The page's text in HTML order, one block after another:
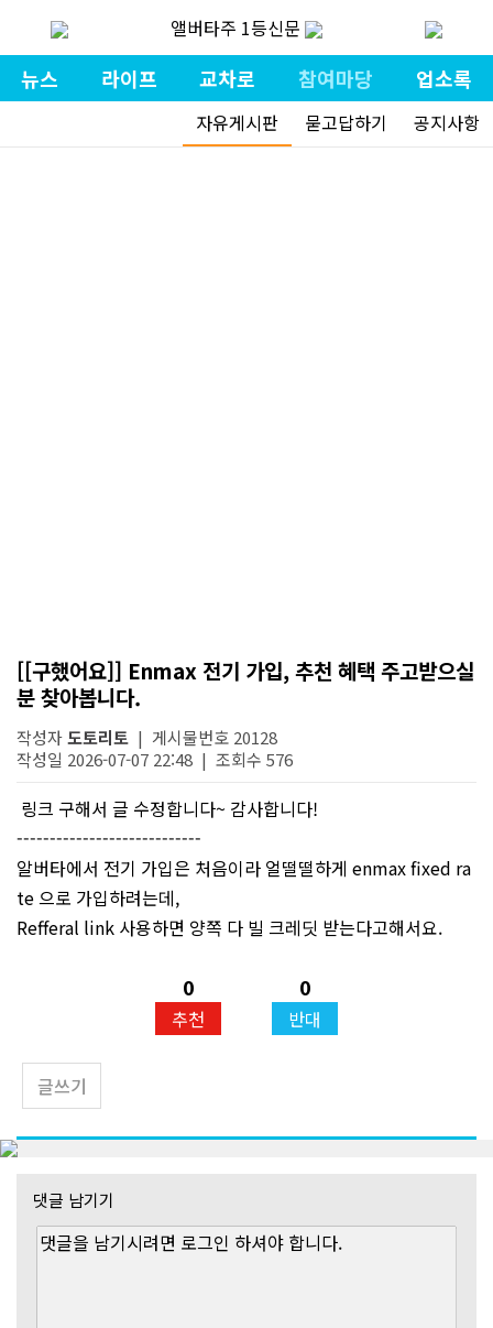
앨버타주 1등신문
뉴스 라이프 교차로 참여마당 업소록
자유게시판 묻고답하기 공지사항
[[구했어요]] Enmax 전기 가입, 추천 혜택 주고받으실
분 찾아봅니다.
작성자도토리토 | 게시물번호 20128
작성일 2026-07-07 22:48 | 조회수 576
링크 구해서 글 수정합니다~ 감사합니다!
----------------------------
알버타에서 전기 가입은 처음이라 얼떨떨하게 enmax fixed ra
te 으로 가입하려는데,
Refferal link 사용하면 양쪽 다 빌 크레딧 받는다고해서요.
0
추천
0
반대
글쓰기
댓글 남기기